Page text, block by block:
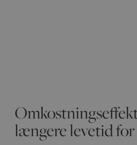
længere levetid